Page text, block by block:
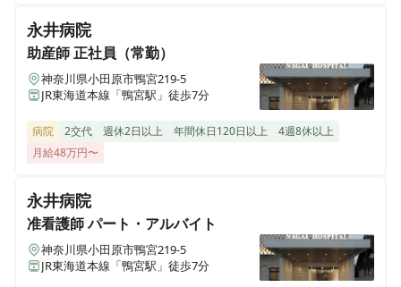
デイフォレスト東山田
神奈川県横浜市都筑区東山田1-23-3
フィルケア訪問看護ステーション川崎
神奈川県川崎市川崎区榎町2-2 エスペランサ川崎
東京都中野区鷺宮4-42-20
正看護師 パート・アルバイト
《神奈川/小田原市》週4日～OK★ゆとりある人員配置
★教育体制◎住友林業グループの介護付有料老人ホーム
♪
永井病院
助産師正社員（常勤）
神奈川県小田原市鴨宮219-5
JR東海道本線「鴨宮駅」徒歩7分
病院 2交代 週休2日以上 年間休日120日以上
4週8休以上
月給48万円〜
永井病院
准看護師パート・アルバイト
神奈川県小田原市鴨宮219-5
JR東海道本線「鴨宮駅」徒歩7分